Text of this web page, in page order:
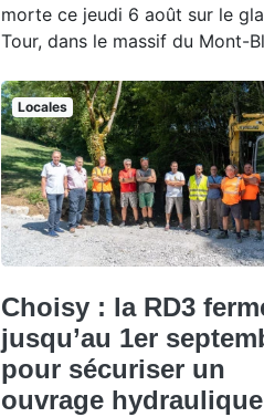
morte ce jeudi 6 août sur le
Tour, dans le massif du Mont-
Locales
Choisy : la RD3
jusqu’au 1er
pour sécuriser un
ouvrage hydraulique